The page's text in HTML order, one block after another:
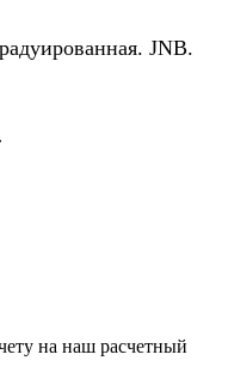
JNB.
на наш расчетный